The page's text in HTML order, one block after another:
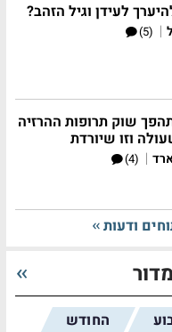
לעידן וגיל הזהב?
|
(5)
שוק תרופות ההרזיה
וזו שיורדת
|
(4)
ודעות
החודש